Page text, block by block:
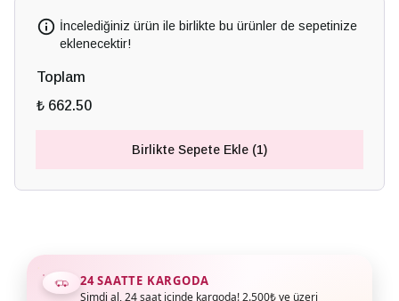
İncelediğiniz ürün ile birlikte bu ürünler de sepetinize
eklenecektir!
Toplam
₺ 662.50
Birlikte Sepete Ekle (1)
24 SAATTE KARGODA
Şimdi al, 24 saat içinde kargoda! 2.500₺ ve üzeri